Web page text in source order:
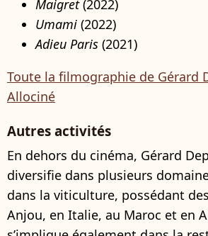
Maigret(2022)
Umami (2022)
Adieu Paris (2021)
Toute la filmographie de Gérard
Allociné
Autres activités
En dehors du cinéma, Gérard
diversifie dans plusieurs
dans la viticulture, possédant
Anjou, en Italie, au Maroc et en